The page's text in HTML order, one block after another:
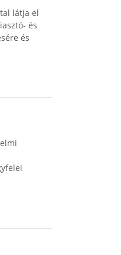
látja el
és
és